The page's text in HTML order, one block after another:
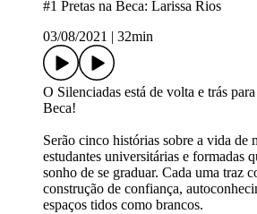
#1 Pretas na Beca: Larissa Rios
03/08/2021
32min
O Silenciadas está de volta e trás
Beca!
Serão cinco histórias sobre a vida de
estudantes universitárias e formadas
sonho de se graduar. Cada uma traz
construção de confiança,
espaços tidos como brancos.